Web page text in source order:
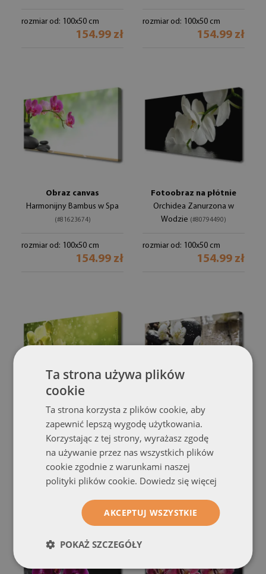
rozmiar od: 100x50 cm
154.99 zł
rozmiar od: 100x50 cm
154.99 zł
Obraz canvas
Harmonijny Bambus w Spa
(#81623674)
rozmiar od: 100x50 cm
154.99 zł
Fotoobraz na płótnie
Orchidea Zanurzona w
Wodzie (#80794490)
rozmiar od: 100x50 cm
154.99 zł
Świeżość Zielonych Źdźbeł
(#79420642)
rozmiar od: 100x50 cm
154.99 zł
Obraz canvas
Kwitnąca Gałązka Jabłoni
(#77095543)
rozmiar od: 100x50 cm
154.99 zł
Ta strona używa plików
cookie
Ta strona korzysta z plików cookie, aby
zapewnić lepszą wygodę użytkowania.
Korzystając z tej strony, wyrażasz zgodę
na używanie przez nas wszystkich plików
cookie zgodnie z warunkami naszej
polityki plików cookie. Dowiedz się więcej
AKCEPTUJ WSZYSTKIE
POKAŻ SZCZEGÓŁY